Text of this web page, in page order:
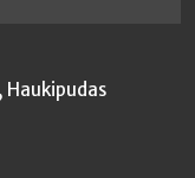
Haukipudas